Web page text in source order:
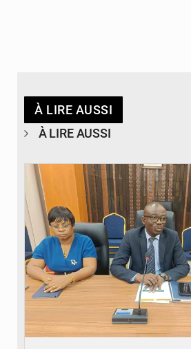
À LIRE AUSSI
À LIRE AUSSI